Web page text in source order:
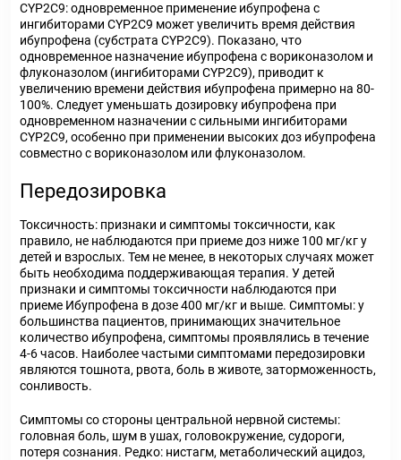
CYP2C9: одновременное применение ибупрофена с
ингибиторами CYP2C9 может увеличить время действия
ибупрофена (субстрата CYP2C9). Показано, что
одновременное назначение ибупрофена с вориконазолом и
флуконазолом (ингибиторами CYP2C9), приводит к
увеличению времени действия ибупрофена примерно на 80-
100%. Следует уменьшать дозировку ибупрофена при
одновременном назначении с сильными ингибиторами
CYP2C9, особенно при применении высоких доз ибупрофена
совместно с вориконазолом или флуконазолом.
Передозировка
Токсичность: признаки и симптомы токсичности, как
правило, не наблюдаются при приеме доз ниже 100 мг/кг у
детей и взрослых. Тем не менее, в некоторых случаях может
быть необходима поддерживающая терапия. У детей
признаки и симптомы токсичности наблюдаются при
приеме Ибупрофена в дозе 400 мг/кг и выше. Симптомы: у
большинства пациентов, принимающих значительное
количество ибупрофена, симптомы проявлялись в течение
4-6 часов. Наиболее частыми симптомами передозировки
являются тошнота, рвота, боль в животе, заторможенность,
сонливость.
Симптомы со стороны центральной нервной системы:
головная боль, шум в ушах, головокружение, судороги,
потеря сознания. Редко: нистагм, метаболический ацидоз,